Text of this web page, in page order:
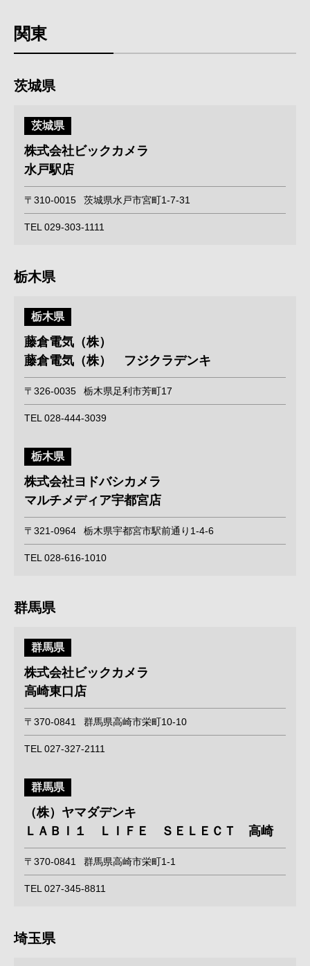
関東
茨城県
茨城県
株式会社ビックカメラ
水戸駅店
〒310-0015 茨城県水戸市宮町1-7-31
TEL 029-303-1111
栃木県
栃木県
藤倉電気（株）
藤倉電気（株） フジクラデンキ
〒326-0035 栃木県足利市芳町17
TEL 028-444-3039
栃木県
株式会社ヨドバシカメラ
マルチメディア宇都宮店
〒321-0964 栃木県宇都宮市駅前通り1-4-6
TEL 028-616-1010
群馬県
群馬県
株式会社ビックカメラ
高崎東口店
〒370-0841 群馬県高崎市栄町10-10
TEL 027-327-2111
群馬県
（株）ヤマダデンキ
ＬＡＢＩ１ ＬＩＦＥ ＳＥＬＥＣＴ 高崎
〒370-0841 群馬県高崎市栄町1-1
TEL 027-345-8811
埼玉県